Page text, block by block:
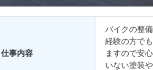
仕事内容
バイクの整
経験の方で
ますので安
いない塗装